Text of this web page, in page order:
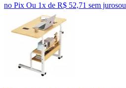
no Pix Ou 1x de R$ 52,71 sem jurosou